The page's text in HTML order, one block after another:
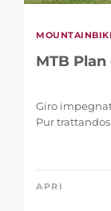
MTB
Giro
Pur
APRI